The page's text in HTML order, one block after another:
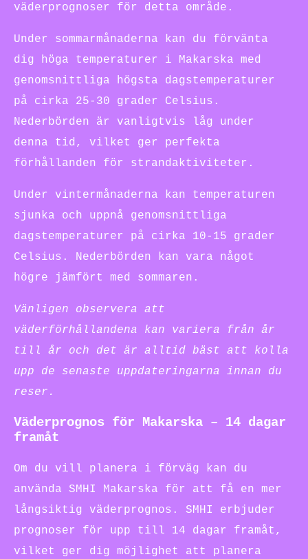
väderprognoser för detta område.
Under sommarmånaderna kan du förvänta
dig höga temperaturer i Makarska med
genomsnittliga högsta dagstemperaturer
på cirka 25-30 grader Celsius.
Nederbörden är vanligtvis låg under
denna tid, vilket ger perfekta
förhållanden för strandaktiviteter.
Under vintermånaderna kan temperaturen
sjunka och uppnå genomsnittliga
dagstemperaturer på cirka 10-15 grader
Celsius. Nederbörden kan vara något
högre jämfört med sommaren.
Vänligen observera att
väderförhållandena kan variera från år
till år och det är alltid bäst att kolla
upp de senaste uppdateringarna innan du
reser.
Väderprognos för Makarska – 14 dagar
framåt
Om du vill planera i förväg kan du
använda SMHI Makarska för att få en mer
långsiktig väderprognos. SMHI erbjuder
prognoser för upp till 14 dagar framåt,
vilket ger dig möjlighet att planera